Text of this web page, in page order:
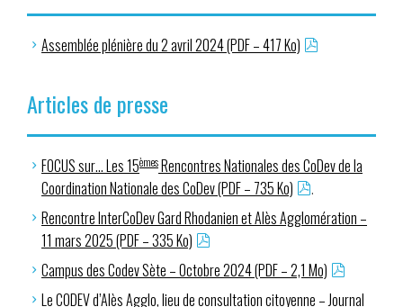
Assemblée plénière du 2 avril 2024 (PDF – 417 Ko)
Articles de presse
FOCUS sur… Les 15èmesRencontres Nationales des CoDev de la
Coordination Nationale des CoDev (PDF – 735 Ko)
.
Rencontre InterCoDev Gard Rhodanien et Alès Agglomération –
11 mars 2025 (PDF – 335 Ko)
Campus des Codev Sète – Octobre 2024 (PDF – 2,1 Mo)
Le CODEV d’Alès Agglo, lieu de consultation citoyenne – Journal